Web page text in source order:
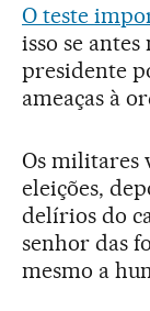
O teste
isso se
presidente
ameaças à
Os militares
eleições,
delírios do
senhor das
mesmo a